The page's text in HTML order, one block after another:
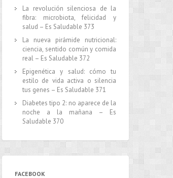
La revolución silenciosa de la
fibra: microbiota, felicidad y
salud – Es Saludable 373
La nueva pirámide nutricional:
ciencia, sentido común y comida
real – Es Saludable 372
Epigenética y salud: cómo tu
estilo de vida activa o silencia
tus genes – Es Saludable 371
Diabetes tipo 2: no aparece de la
noche a la mañana – Es
Saludable 370
FACEBOOK